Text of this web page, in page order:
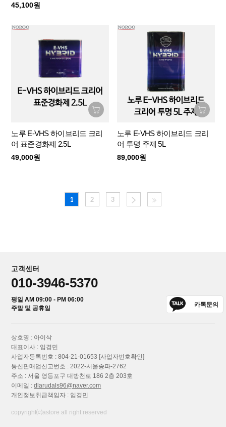
45,100원
노루 E-VHS 하이브리드 크리
어 표준경화제 2.5L
49,000원
노루 E-VHS 하이브리드 크리
어 투명 주제 5L
89,000원
1 2 3
고객센터
010-3946-5370
평일 AM 09:00 - PM 06:00
주말 및 공휴일
카톡문의
상호명 : 아이삭
대표이사 : 임경민
사업자등록번호 : 804-21-01653 [사업자번호확인]
통신판매업신고번호 : 2022-서울송파-2762
주소 : 서울 영등포구 대방천로 186 2층 203호
이메일 :dlarudals96@naver.com
개인정보취급책임자 : 임경민
copyright⒞astore all right reserved